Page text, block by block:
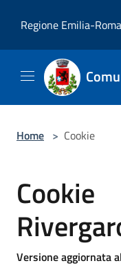
Regione Emilia-
Home > Cookie
Versione aggiornata